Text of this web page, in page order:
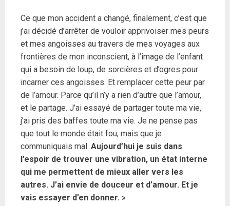
Ce que mon accident a changé, finalement, c’est que
j’ai décidé d’arrêter de vouloir apprivoiser mes peurs
et mes angoisses au travers de mes voyages aux
frontières de mon inconscient, à l’image de l’enfant
qui a besoin de loup, de sorcières et d’ogres pour
incarner ces angoisses. Et remplacer cette peur par
de l’amour. Parce qu’il n’y a rien d’autre que l’amour,
et le partage. J’ai essayé de partager toute ma vie,
j’ai pris des baffes toute ma vie. Je ne pense pas
que tout le monde était fou, mais que je
communiquais mal. Aujourd’hui je suis dans
l’espoir de trouver une vibration, un état interne
qui me permettent de mieux aller vers les
autres. J’ai envie de douceur et d’amour. Et je
vais essayer d’en donner. »